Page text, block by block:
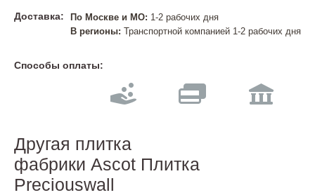
Доставка: По Москве и МО: 1-2 рабочих дня
В регионы: Транспортной компанией 1-2 рабочих дня
Способы оплаты:
Другая плитка
фабрики Ascot Плитка
Preciouswall